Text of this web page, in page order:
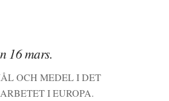
16 mars.
OCH MEDEL I DET
I EUROPA.